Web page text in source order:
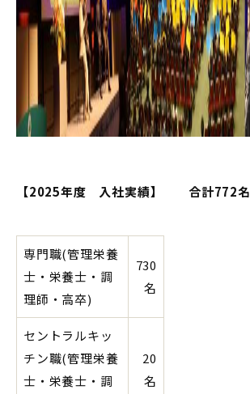
【2025年度 入社実績】 合計772名
専門職(管理栄養
士・栄養士・調
理師・高卒)
730
名
セントラルキッ
チン職(管理栄養
士・栄養士・調
20
名